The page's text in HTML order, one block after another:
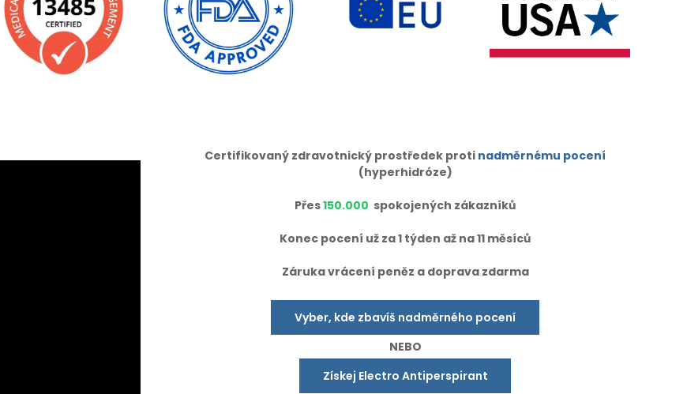
Certifikovaný zdravotnický prostředek proti nadměrnému pocení
(hyperhidróze)
Přes150.000 spokojených zákazníků
Konec pocení už za 1 týden až na 11 měsíců
Záruka vrácení peněz a doprava zdarma
Vyber, kde zbavíš nadměrného pocení
NEBO
Získej Electro Antiperspirant